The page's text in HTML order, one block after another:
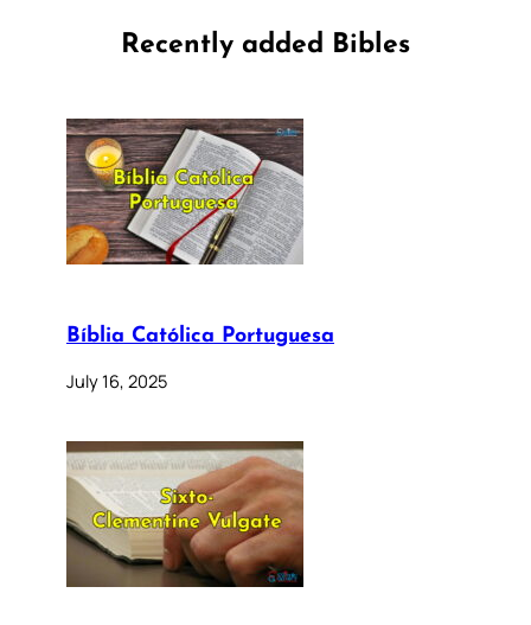
Recently added Bibles
Bíblia Católica Portuguesa
July 16, 2025